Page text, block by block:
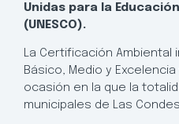
Unidas para la
(UNESCO).
La Certificación Ambiental
Básico, Medio y
ocasión en la que la
municipales de Las